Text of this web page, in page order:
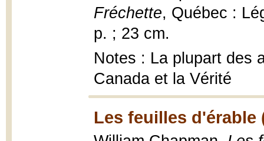
Fréchette, Québec :
p. ; 23 cm.
Notes : La plupart des
Canada et la Vérité
Les feuilles d'érable